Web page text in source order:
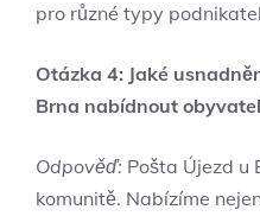
pro různé typy
Otázka 4: Jaké
Brna nabídnout
Odpověď: Pošta Újezd u
komunitě. Nabízíme